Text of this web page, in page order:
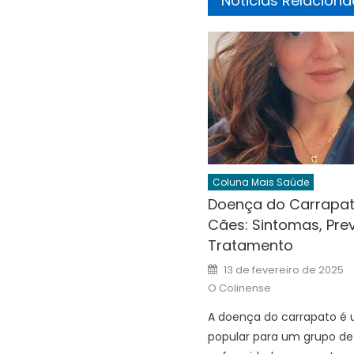
Coluna Mais Saúde
Doença do
Cães: Sintomas,
Tratamento
Posted
on
13 de fevereiro de 2025
O Colinense
A doença do carrapato é
popular para um grupo de